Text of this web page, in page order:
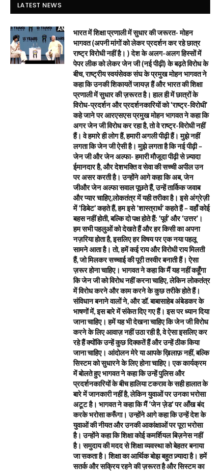
LATEST NEWS
भारत में शिक्षा प्रणाली में सुधार की जरूरत- मोहन
भागवत (अपनी मांगों को लेकर प्रदर्शन कर रहे छात्र
राष्ट्र विरोधी नहीं है। ) देश के अलग-अलग हिस्सों में
पेपर लीक को लेकर जेन जी (नई पीढ़ी) के बढ़ते विरोध के
बीच, राष्ट्रीय स्वयंसेवक संघ के प्रमुख मोहन भागवत ने
कहा कि उनकी शिकायतें जायज़ हैं और भारत की शिक्षा
प्रणाली में सुधार की ज़रूरत है। हाल ही में छात्रों के
विरोध-प्रदर्शन और प्रदर्शनकारियों को ‘राष्ट्र-विरोधी’
कहे जाने पर आरएसएस प्रमुख मोहन भागवत ने कहा कि
अगर जेन जी विरोध कर रहा है, तो वे राष्ट्र-विरोधी नहीं
हैं। वे हमारे ही लोग हैं, हमारी अगली पीढ़ी हैं। मुझे नहीं
लगता कि जेन जी ऐसी है। मुझे लगता है कि नई पीढ़ी –
जेन जी और जेन अल्फा- हमारी मौजूदा पीढ़ी से ज़्यादा
ईमानदार है, और देशभक्ति व सेवा की सच्ची अपील उन
पर असर करती है। उन्होंने आगे कहा कि अब, जेन
जीऔर जेन अल्फा सवाल पूछते हैं, उन्हें तार्किक जवाब
और प्यार चाहिए,लोकतंत्र में यही तरीका है। इसे अंग्रेज़ी
में ‘डिबेट’ कहते हैं, हम इसे ‘शास्त्रार्थ’ कहते हैं – वहाँ कोई
बहस नहीं होती, बल्कि दो पक्ष होते हैं: ‘पूर्व’ और ‘उत्तर’।
हम सभी पहलुओं को देखते हैं और हर किसी का अपना
नज़रिया होता है, इसलिए हर विषय पर एक नया पहलू
सामने आता है। तो, हमें कई राय और विरोधी राय मिलती
हैं, जो मिलकर सच्चाई की पूरी तस्वीर बनाती हैं। ऐसा
ज़रूर होना चाहिए। भागवत ने कहा कि मैं यह नहीं कहूँगा
कि जेन जी को विरोध नहीं करना चाहिए, लेकिन लोकतंत्र
में विरोध करने और काम करने के कुछ तरीके होते हैं।
संविधान बनाने वालों ने, और डॉ. बाबासाहेब अंबेडकर के
भाषणों में, इस बारे में संकेत दिए गए हैं। इस पर ध्यान दिया
जाना चाहिए। हमें यह भी देखना चाहिए कि जेन जी विरोध
करने के लिए आवाज़ नहीं उठा रही है, वे ऐसा इसलिए कर
रहे हैं क्योंकि उन्हें कुछ दिक्कतें हैं और उन्हें ठीक किया
जाना चाहिए। आंदोलन मेरे या आपके ख़िलाफ़ नहीं, बल्कि
सिस्टम को सुधारने के लिए होना चाहिए। एक कार्यक्रम
में बोलते हुए भागवत ने कहा कि उन्हें पुलिस और
प्रदर्शनकारियों के बीच हालिया टकराव के सही हालात के
बारे में जानकारी नहीं है, लेकिन युवाओं पर उनका भरोसा
अटूट है। भागवत ने कहा कि मैं ‘जेन ज़ेड’ पर आँख बंद
करके भरोसा करूँगा। उन्होंने आगे कहा कि उन्हें देश के
युवाओं की नीयत और उनकी आकांक्षाओं पर पूरा भरोसा
है। उन्होंने कहा कि शिक्षा कोई कमर्शियल बिज़नेस नहीं
है। समुदाय की मदद से शिक्षा व्यवस्था को बेहतर बनाया
जा सकता है। शिक्षा का आर्थिक बोझ बहुत ज़्यादा है। हमें
सतर्क और सक्रिय रहने की ज़रूरत है और सिस्टम का